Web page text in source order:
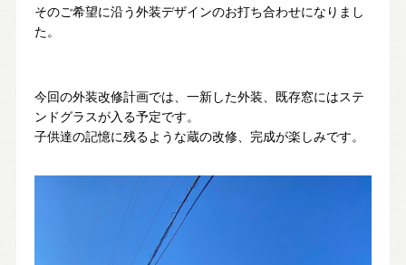
お問い合わせ・カタログ請求
そのご希望に沿う外装デザインのお打ち合わせになりまし
た。
今回の外装改修計画では、一新した外装、既存窓にはステ
ンドグラスが入る予定です。
子供達の記憶に残るような蔵の改修、完成が楽しみです。